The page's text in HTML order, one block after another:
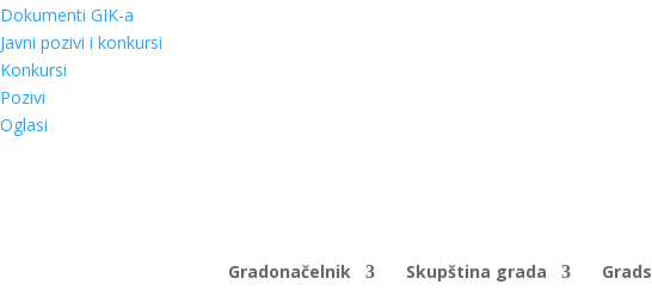
Dokumenti GIK-a
Javni pozivi i konkursi
Konkursi
Pozivi
Oglasi
Gradonačelnik Skupština grada